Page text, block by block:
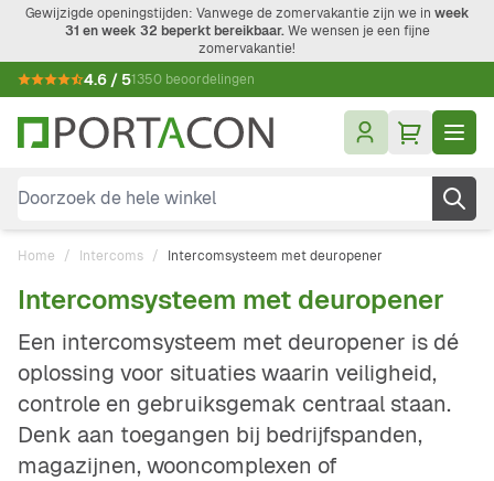
Ga naar de inhoud
Gewijzigde openingstijden: Vanwege de zomervakantie zijn we in week
31 en week 32 beperkt bereikbaar.We wensen je een fijne
zomervakantie!
4.6 / 51350 beoordelingen
Doorzoek de hele winkel
Home / Intercoms / Intercomsysteem met deuropener
Intercomsysteem met deuropener
Een intercomsysteem met deuropener is dé
oplossing voor situaties waarin veiligheid,
controle en gebruiksgemak centraal staan.
Denk aan toegangen bij bedrijfspanden,
magazijnen, wooncomplexen of